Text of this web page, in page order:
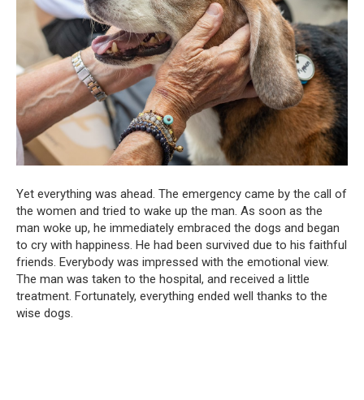
Yet everything was ahead. The emergency came by the call of
the women and tried to wake up the man. As soon as the
man woke up, he immediately embraced the dogs and began
to cry with happiness. He had been survived due to his faithful
friends. Everybody was impressed with the emotional view.
The man was taken to the hospital, and received a little
treatment. Fortunately, everything ended well thanks to the
wise dogs.